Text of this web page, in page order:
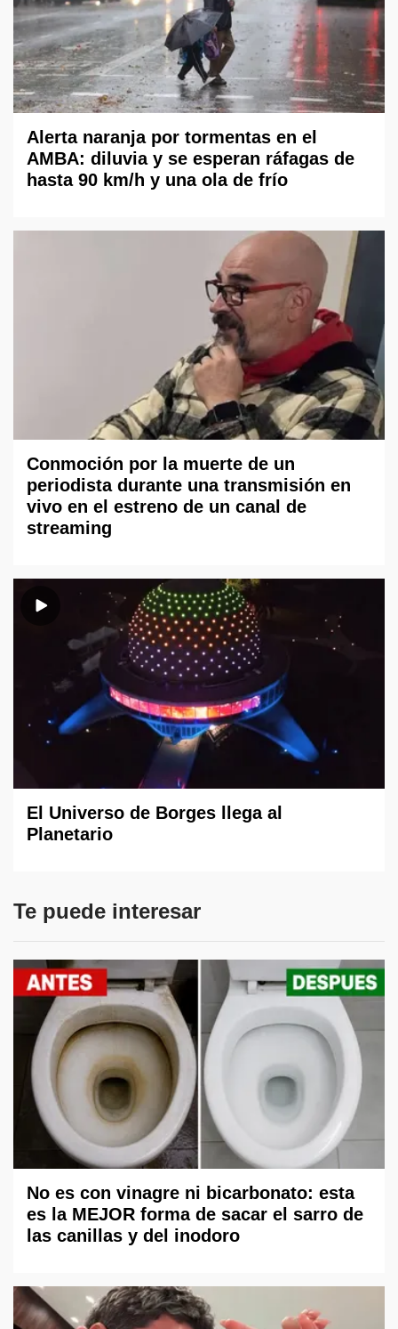
Alerta naranja por tormentas en el
AMBA: diluvia y se esperan ráfagas de
hasta 90 km/h y una ola de frío
Conmoción por la muerte de un
periodista durante una transmisión en
vivo en el estreno de un canal de
streaming
El Universo de Borges llega al
Planetario
Te puede interesar
No es con vinagre ni bicarbonato: esta
es la MEJOR forma de sacar el sarro de
las canillas y del inodoro